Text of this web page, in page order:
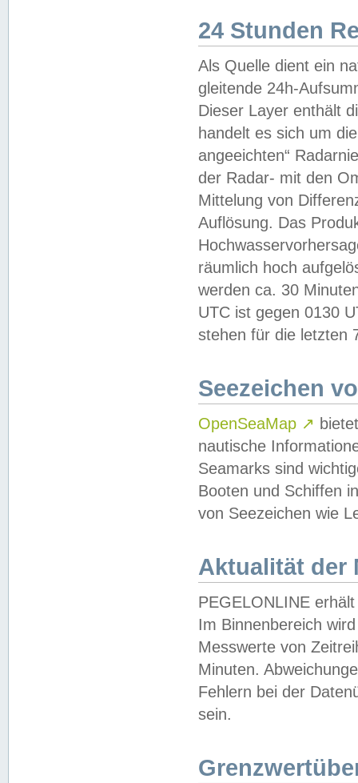
24 Stunden
Als Quelle dient ein
gleitende 24h-
Dieser Layer enthält
handelt es sich um
angeeichten“
der Radar- mit den
Mittelung von
Auflösung. Das
räumlich hoch
werden ca. 30
UTC ist gegen 0130
stehen für die letzten
Seezeichen
OpenSeaMap ↗
nautische
Seamarks sind
Booten und Schiffen
von Seezeichen wie
Aktualität der
PEGELONLINE
Im Binnenbereich
Messwerte von
Minuten.
Fehlern bei der
sein.